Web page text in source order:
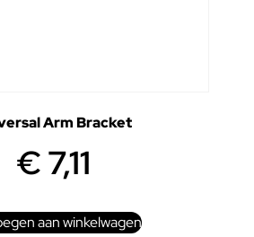
Arm Bracket
€7,11
aan winkelwagen